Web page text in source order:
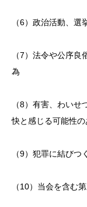
（6）政治活動、
（7）法令や公序
為
（8）有害、わい
快と感じる可能性の
（9）犯罪に結び
（10）当会を含む